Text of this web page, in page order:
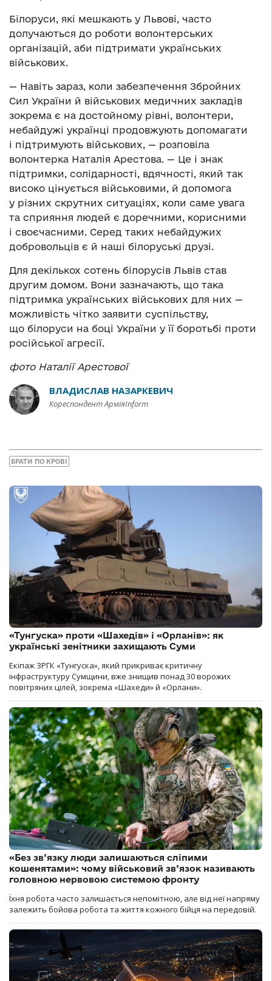
Білоруси, які мешкають у Львові, часто
долучаються до роботи волонтерських
організацій, аби підтримати українських
військових.
— Навіть зараз, коли забезпечення Збройних
Сил України й військових медичних закладів
зокрема є на достойному рівні, волонтери,
небайдужі українці продовжують допомагати
і підтримують військових, — розповіла
волонтерка Наталія Арестова. — Це і знак
підтримки, солідарності, вдячності, який так
високо цінується військовими, й допомога
у різних скрутних ситуаціях, коли саме увага
та сприяння людей є доречними, корисними
і своєчасними. Серед таких небайдужих
добровольців є й наші білоруські друзі.
Для декількох сотень білорусів Львів став
другим домом. Вони зазначають, що така
підтримка українських військових для них —
можливість чітко заявити суспільству,
що білоруси на боці України у її боротьбі проти
російської агресії.
фото Наталії Арестової
ВЛАДИСЛАВ НАЗАРКЕВИЧ
Кореспондент АрміяInform
БРАТИ ПО КРОВІ
«Тунгуска» проти «Шахедів» і «Орланів»: як
українські зенітники захищають Суми
Екіпаж ЗРГК «Тунгуска», який прикриває критичну
інфраструктуру Сумщини, вже знищив понад 30 ворожих
повітряних цілей, зокрема «Шахеди» й «Орлани».
«Без зв’язку люди залишаються сліпими
кошенятами»: чому військовий зв’язок називають
головною нервовою системою фронту
Їхня робота часто залишається непомітною, але від неї напряму
залежить бойова робота та життя кожного бійця на передовій.